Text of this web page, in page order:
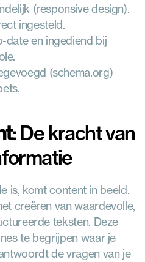
(responsive design).
ingesteld.
date en ingediend bij
(schema.org)
: De kracht van
is, komt content in beeld.
creëren van waardevolle,
teksten. Deze
te begrijpen waar je
de vragen van je